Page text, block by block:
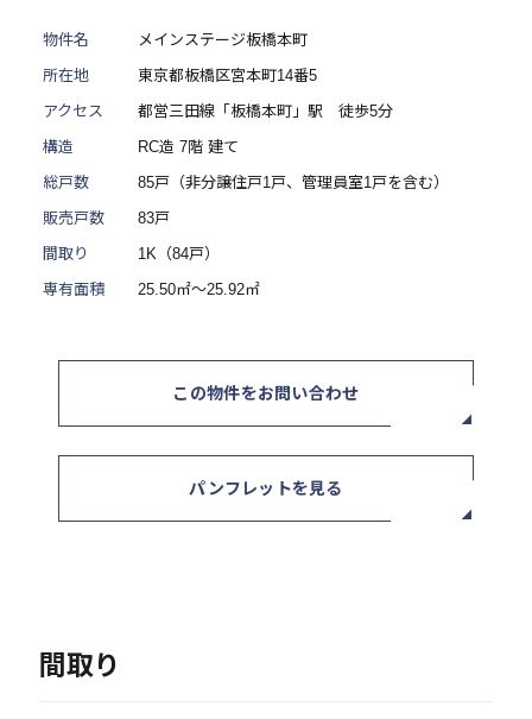
- リノベーション物件お問い合わせ
採用情報
- 新卒採用
- 中途採用
ニュース / イベント
物件名
メインステージ板橋本町
所在地
東京都板橋区宮本町14番5
アクセス
都営三田線「板橋本町」駅 徒歩5分
構造
RC造 7階 建て
総戸数
85戸（非分譲住戸1戸、管理員室1戸を含む）
販売戸数
83戸
間取り
1K（84戸）
専有面積
25.50㎡～25.92㎡
この物件をお問い合わせ
パンフレットを見る
間取り